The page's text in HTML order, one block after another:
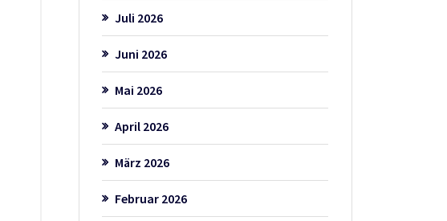
Juli 2026
Juni 2026
Mai 2026
April 2026
März 2026
Februar 2026